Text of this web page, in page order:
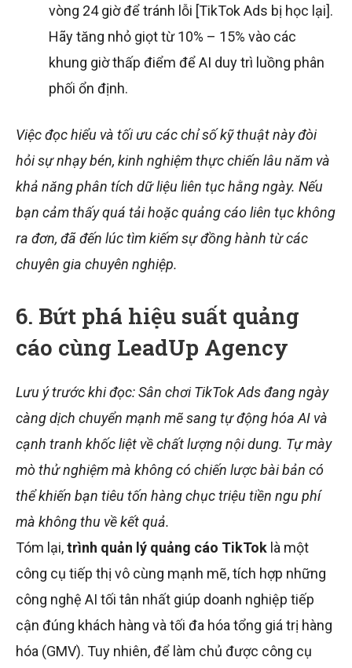
vòng 24 giờ để tránh lỗi [TikTok Ads bị học lại].
Hãy tăng nhỏ giọt từ 10% – 15% vào các
khung giờ thấp điểm để AI duy trì luồng phân
phối ổn định.
Việc đọc hiểu và tối ưu các chỉ số kỹ thuật này đòi
hỏi sự nhạy bén, kinh nghiệm thực chiến lâu năm và
khả năng phân tích dữ liệu liên tục hằng ngày. Nếu
bạn cảm thấy quá tải hoặc quảng cáo liên tục không
ra đơn, đã đến lúc tìm kiếm sự đồng hành từ các
chuyên gia chuyên nghiệp.
6. Bứt phá hiệu suất quảng
cáo cùng LeadUp Agency
Lưu ý trước khi đọc: Sân chơi TikTok Ads đang ngày
càng dịch chuyển mạnh mẽ sang tự động hóa AI và
cạnh tranh khốc liệt về chất lượng nội dung. Tự mày
mò thử nghiệm mà không có chiến lược bài bản có
thể khiến bạn tiêu tốn hàng chục triệu tiền ngu phí
mà không thu về kết quả.
Tóm lại,trình quản lý quảng cáo TikTok là một
công cụ tiếp thị vô cùng mạnh mẽ, tích hợp những
công nghệ AI tối tân nhất giúp doanh nghiệp tiếp
cận đúng khách hàng và tối đa hóa tổng giá trị hàng
hóa (GMV). Tuy nhiên, để làm chủ được công cụ